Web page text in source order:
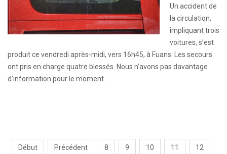
Un accident de
la circulation,
impliquant trois
voitures, s’est
produit ce vendredi après-midi, vers 16h45, à Fuans. Les secours
ont pris en charge quatre blessés. Nous n’avons pas davantage
d’information pour le moment.
Début Précédent 8 9 10 11 12